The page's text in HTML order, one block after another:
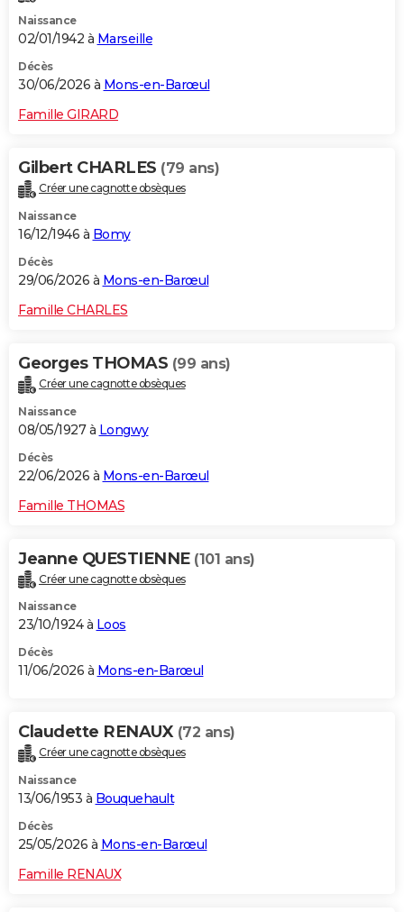
COPAINS D'AVANT
S'inscrire
Se connecter
Lycées
Collèges
Primaires
Universités
Entreprises
Service militaire
Avis de recherche
AVIS DE DÉCÈS
Naissance
02/01/1942 à Marseille
Décès
30/06/2026 à Mons-en-Barœul
Famille GIRARD
Gilbert CHARLES (79 ans)
Créer une cagnotte obsèques
Naissance
16/12/1946 à Bomy
Décès
29/06/2026 à Mons-en-Barœul
Famille CHARLES
Georges THOMAS (99 ans)
Créer une cagnotte obsèques
Naissance
08/05/1927 à Longwy
Décès
22/06/2026 à Mons-en-Barœul
Famille THOMAS
Jeanne QUESTIENNE (101 ans)
Créer une cagnotte obsèques
Naissance
23/10/1924 à Loos
Décès
11/06/2026 à Mons-en-Barœul
Claudette RENAUX (72 ans)
Créer une cagnotte obsèques
Naissance
13/06/1953 à Bouquehault
Décès
25/05/2026 à Mons-en-Barœul
Famille RENAUX